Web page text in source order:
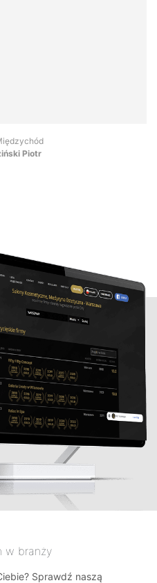
Piotr
w branży
Sprawdź naszą